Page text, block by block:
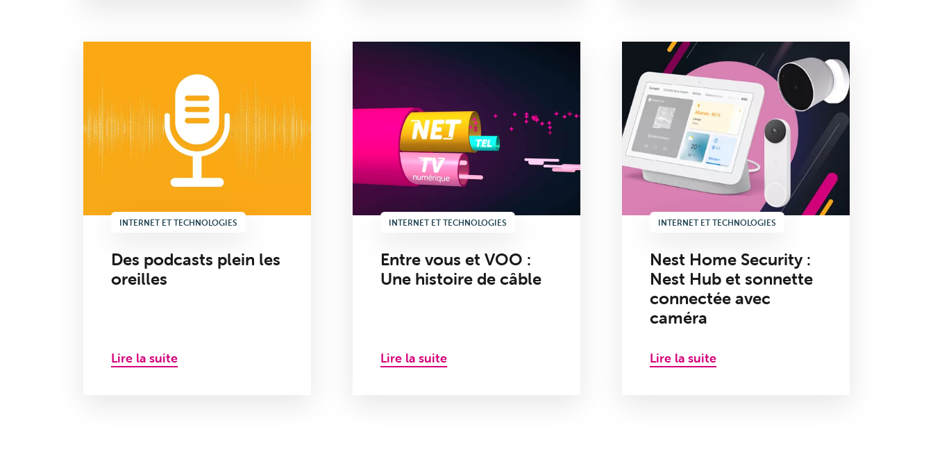
INTERNET ET TECHNOLOGIES
Des podcasts plein les
oreilles
Lire la suite
INTERNET ET TECHNOLOGIES
Entre vous et VOO :
Une histoire de câble
Lire la suite
INTERNET ET TECHNOLOGIES
Nest Home Security :
Nest Hub et sonnette
connectée avec
caméra
Lire la suite